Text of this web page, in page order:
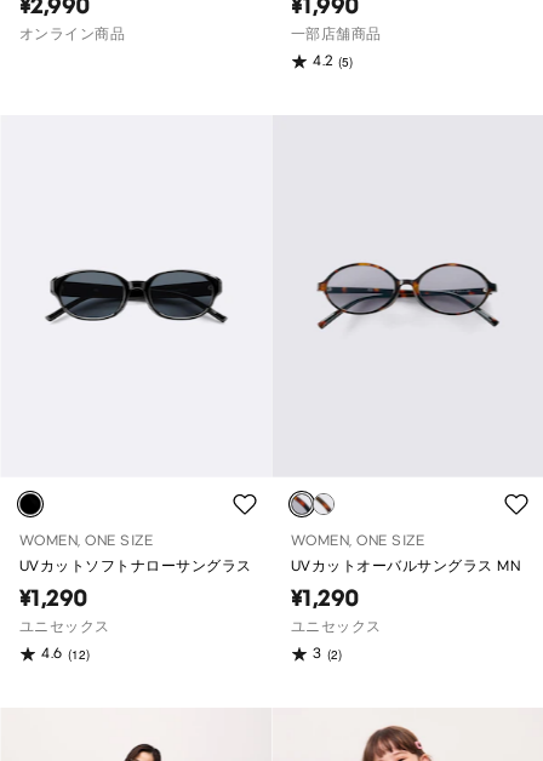
¥2,990
オンライン商品
¥1,990
一部店舗商品
4.2 (5)
WOMEN, ONE SIZE
UVカットソフトナローサングラス
¥1,290
ユニセックス
4.6 (12)
WOMEN, ONE SIZE
UVカットオーバルサングラス MN
¥1,290
ユニセックス
3 (2)